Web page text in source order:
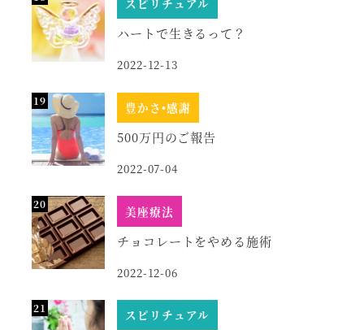
ハートで生きるって？
2022-12-13
豊かさ•感謝
500万円のご報告
2022-07-04
美座療法
チョコレートをやめる施術
2022-12-06
スピリチュアル